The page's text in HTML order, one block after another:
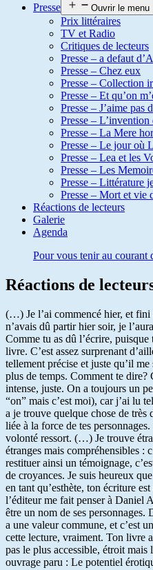
Presse
Ouvrir le menu
Prix littéraires
TV et Radio
Critiques de lecteurs
Presse – a defaut
Presse – Chez eux
Presse – Collection
Presse – Et qu’on
Presse – J’aime pas
Presse – L’invention
Presse – La Mere
Presse – Le jour où
Presse – Lea et les
Presse – Les
Presse – Littérature
Presse – Mort et vie
Réactions de lecteurs
Galerie
Agenda
Pour vous tenir au courant
Réactions de
(…) Je l’ai commencé hier, et
n’avais dû partir hier soir, je
Comme tu as dû l’écrire,
livre. C’est assez surprenant
tellement précise et juste qu’il
plus de temps. Comment te
intense, juste. On a toujours un
“on” mais c’est moi), car j’ai lu
a je trouve quelque chose de
liée à la force de tes
volonté ressort. (…) Je trouve
étranges mais compréhensibles :
restituer ainsi un témoignage,
de croyances. Je suis heureux
en tant qu’esthète, ton écriture
l’éditeur me fait penser à Daniel
être un nom de ses
a une valeur commune, et c’est
cette lecture, vraiment. Ton livre
pas le plus accessible, étroit
ouvrage paru : Le potentiel